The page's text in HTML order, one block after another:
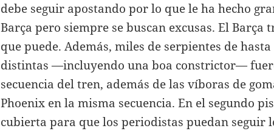
debe seguir apostando por lo que le ha hecho
Barça pero siempre se buscan excusas. El Barça
que puede. Además, miles de serpientes de
distintas —incluyendo una boa constrictor—
secuencia del tren, además de las víboras de
Phoenix en la misma secuencia. En el segundo
cubierta para que los periodistas puedan seguir